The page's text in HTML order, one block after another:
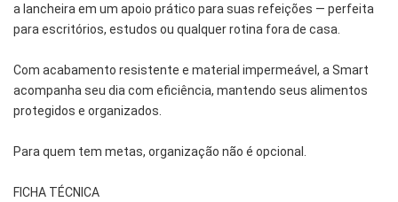
a lancheira em um apoio prático para suas refeições — perfeita
para escritórios, estudos ou qualquer rotina fora de casa.
Com acabamento resistente e material impermeável, a Smart
acompanha seu dia com eficiência, mantendo seus alimentos
protegidos e organizados.
Para quem tem metas, organização não é opcional.
FICHA TÉCNICA